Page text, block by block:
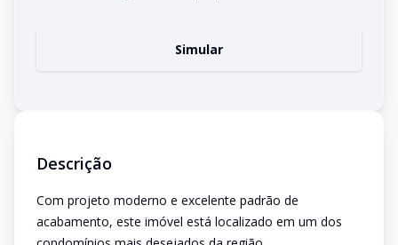
Simular
Descrição
Com projeto moderno e excelente padrão de
acabamento, este imóvel está localizado em um dos